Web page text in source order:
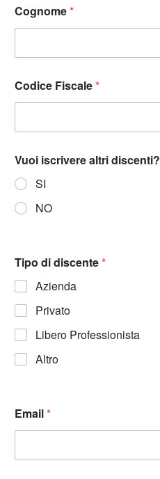
Cognome*
Codice Fiscale*
Vuoi iscrivere altri discenti?
SI
NO
Tipo di discente*
Azienda
Privato
Libero Professionista
Altro
Email*